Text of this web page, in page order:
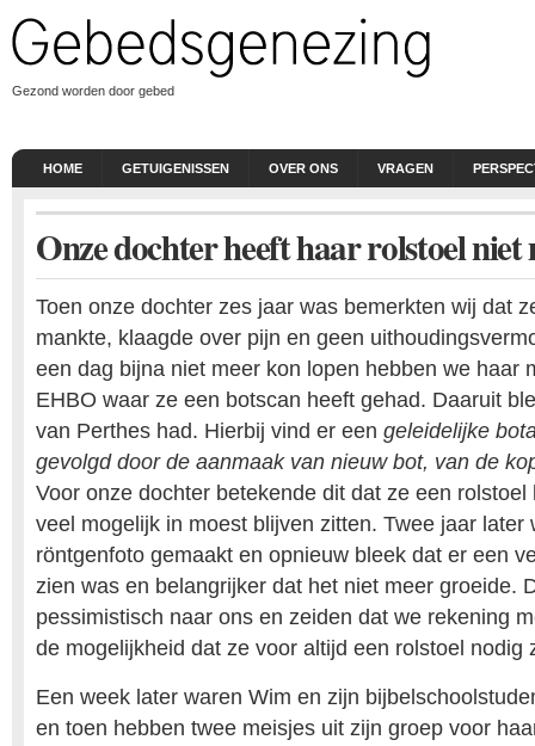
Gezond worden door gebed
HOME GETUIGENISSEN OVER ONS VRAGEN
Onze dochter heeft haar rolstoel niet
Toen onze dochter zes jaar was bemerkten wij dat
mankte, klaagde over pijn en geen
een dag bijna niet meer kon lopen hebben we haar
EHBO waar ze een botscan heeft gehad. Daaruit
van Perthes had. Hierbij vind er een geleidelijke
gevolgd door de aanmaak van nieuw bot, van de
Voor onze dochter betekende dit dat ze een rolstoel
veel mogelijk in moest blijven zitten. Twee jaar later
röntgenfoto gemaakt en opnieuw bleek dat er een
zien was en belangrijker dat het niet meer groeide.
pessimistisch naar ons en zeiden dat we rekening
de mogelijkheid dat ze voor altijd een rolstoel nodig
Een week later waren Wim en zijn
en toen hebben twee meisjes uit zijn groep voor